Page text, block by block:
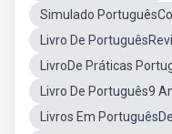
Simulado
Livro De
LivroDe Práticas
Livro De Português9
Livros Em